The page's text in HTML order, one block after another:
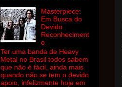
Masterpiece:
Em Busca do
Devido
Reconheciment
o
Ter uma banda de Heavy
Metal no Brasil todos sabem
que não é fácil, ainda mais
quando não se tem o devido
apoio, infelizmente hoje em